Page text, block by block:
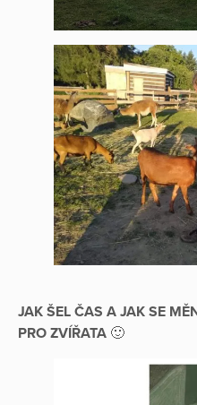
JAK ŠEL ČAS A JAK SE
PRO ZVÍŘATA 🙂